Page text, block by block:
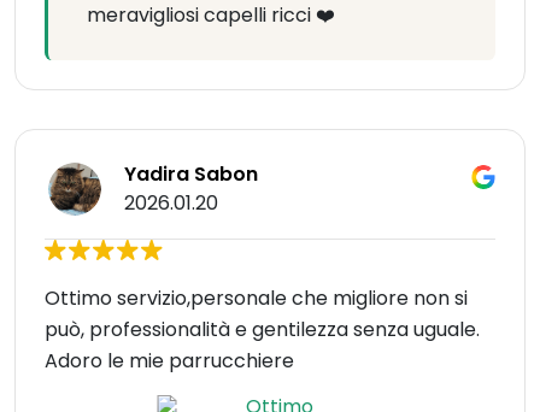
meravigliosi capelli ricci ❤️
Yadira Sabon
2026.01.20
Ottimo servizio,personale che migliore non si
può, professionalità e gentilezza senza uguale.
Adoro le mie parrucchiere